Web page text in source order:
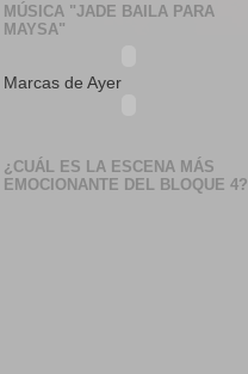
MÚSICA "JADE BAILA PARA
MAYSA"
Marcas de Ayer
¿CUÁL ES LA ESCENA MÁS
EMOCIONANTE DEL BLOQUE 4?